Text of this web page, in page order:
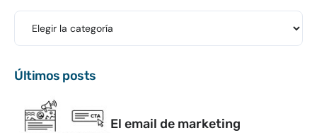
Últimos posts
El email de marketing